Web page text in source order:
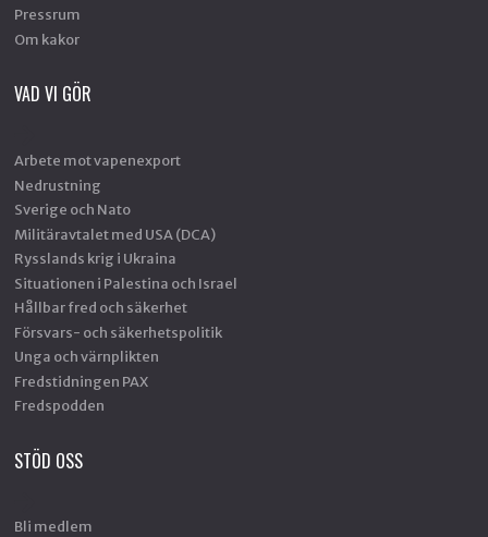
Pressrum
Om kakor
VAD VI GÖR
Arbete mot vapenexport
Nedrustning
Sverige och Nato
Militäravtalet med USA (DCA)
Rysslands krig i Ukraina
Situationen i Palestina och Israel
Hållbar fred och säkerhet
Försvars- och säkerhetspolitik
Unga och värnplikten
Fredstidningen PAX
Fredspodden
STÖD OSS
Bli medlem